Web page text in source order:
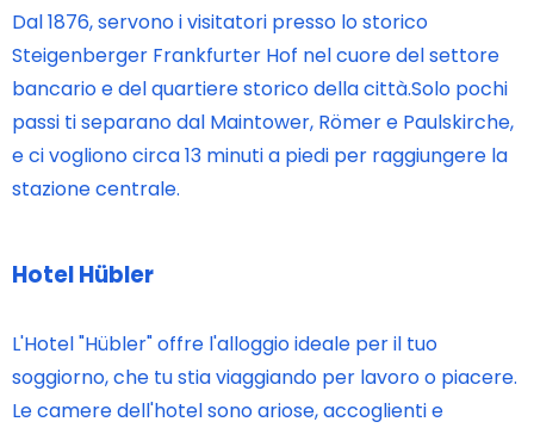
Dal 1876, servono i visitatori presso lo storico
Steigenberger Frankfurter Hof nel cuore del settore
bancario e del quartiere storico della città.Solo pochi
passi ti separano dal Maintower, Römer e Paulskirche,
e ci vogliono circa 13 minuti a piedi per raggiungere la
stazione centrale.
Hotel Hübler
L'Hotel "Hübler" offre l'alloggio ideale per il tuo
soggiorno, che tu stia viaggiando per lavoro o piacere.
Le camere dell'hotel sono ariose, accoglienti e